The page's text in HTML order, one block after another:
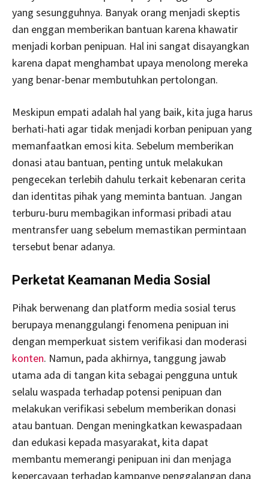
yang sesungguhnya. Banyak orang menjadi skeptis
dan enggan memberikan bantuan karena khawatir
menjadi korban penipuan. Hal ini sangat disayangkan
karena dapat menghambat upaya menolong mereka
yang benar-benar membutuhkan pertolongan.
Meskipun empati adalah hal yang baik, kita juga harus
berhati-hati agar tidak menjadi korban penipuan yang
memanfaatkan emosi kita. Sebelum memberikan
donasi atau bantuan, penting untuk melakukan
pengecekan terlebih dahulu terkait kebenaran cerita
dan identitas pihak yang meminta bantuan. Jangan
terburu-buru membagikan informasi pribadi atau
mentransfer uang sebelum memastikan permintaan
tersebut benar adanya.
Perketat Keamanan Media Sosial
Pihak berwenang dan platform media sosial terus
berupaya menanggulangi fenomena penipuan ini
dengan memperkuat sistem verifikasi dan moderasi
konten. Namun, pada akhirnya, tanggung jawab
utama ada di tangan kita sebagai pengguna untuk
selalu waspada terhadap potensi penipuan dan
melakukan verifikasi sebelum memberikan donasi
atau bantuan. Dengan meningkatkan kewaspadaan
dan edukasi kepada masyarakat, kita dapat
membantu memerangi penipuan ini dan menjaga
kepercayaan terhadap kampanye penggalangan dana